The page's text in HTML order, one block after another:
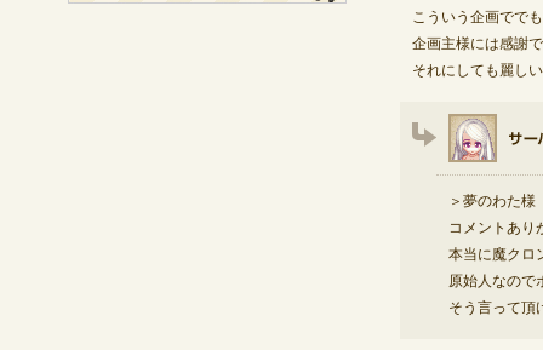
こういう企画でで
企画主様には感謝
それにしても麗し
＞夢のわた様
コメントあり
本当に魔クロ
原始人なので
そう言って頂